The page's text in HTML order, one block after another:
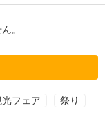
。
フェア 祭り